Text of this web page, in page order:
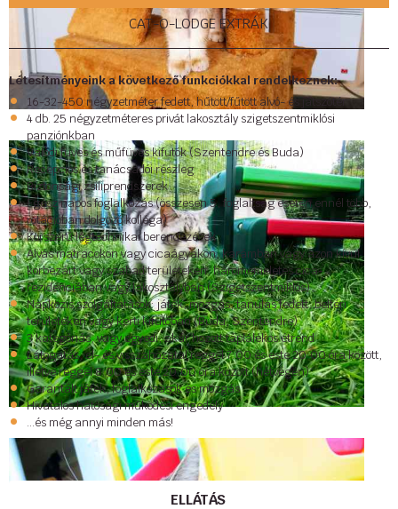
CAT-O-LODGE EXTRÁK
Létesítményeink a következő funkciókkal rendelkeznek:
16-32-450 négyzetméter fedett, hűtött/fűtött alvó- és játszótér
4 db. 25 négyzetméteres privát lakosztály szigetszentmiklósi
panziónkban
Valódi füves és műfüves kifutók (Szentendre és Buda)
Recepciós és tanácsadói részleg
Biztonsági zsiliprendszerek
Egész napos foglalkozás (összesen 5, foglaltság esetén ennél több,
rotációban dolgozó kolléga)
Korszerű légtechnikai berendezések
Alvás matracokon vagy cicaágyakon, karámban vagy azon kívül,
körbezárt vagy szabad területeken, háromemeletes cica-
rezidenciában vagy lakosztályban (Szigetszentmiklós)
Napközis szolgáltatások: játék, mozgás, tanulás fedett, beltéri
területeken vagy kerti kifutóban (Buda, Szentendre)
3 kategóriás, vagy egyedi, akár hozott táplálékos étrend
Látogatás, el- és visszahozatal reggel 7:00 és este 20:00 óra között,
illetve reggel 8:00 és este 20:00 óra között (hétvégén)
Garantált játék, foglalkozások és mozgás
Hivatalos hatósági működési engedély
...és még annyi minden más!
ELLÁTÁS